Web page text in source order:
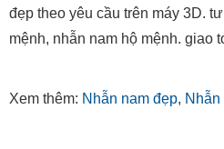
đẹp theo yêu cầu trên máy 3D.
mệnh, nhẫn nam hộ mệnh. giao
Xem thêm: Nhẫn nam đẹp,